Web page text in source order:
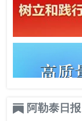
阿勒泰日报